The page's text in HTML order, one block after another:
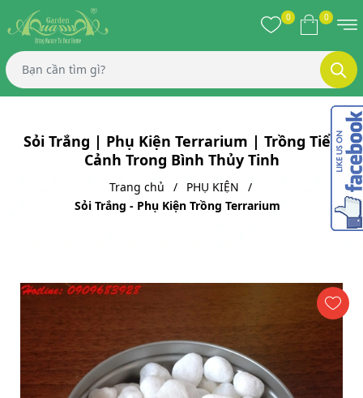
0 0
Sỏi Trắng | Phụ Kiện Terrarium | Trồng Tiểu
Cảnh Trong Bình Thủy Tinh
Trang chủ
PHỤ KIỆN
Sỏi Trắng - Phụ Kiện Trồng Terrarium